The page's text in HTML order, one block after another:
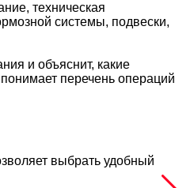
техническая
системы, подвески,
и объяснит, какие
перечень операций
выбрать удобный